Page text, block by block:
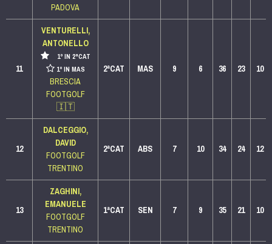
PADOVA
11
VENTURELLI,
ANTONELLO
1º IN 2ªCAT
1º IN MAS
BRESCIA
FOOTGOLF
🇮🇹
2ªCAT MAS 9 6 36 23 10
12
DALCEGGIO,
DAVID
FOOTGOLF
TRENTINO
2ªCAT ABS 7 10 34 24 12
13
ZAGHINI,
EMANUELE
FOOTGOLF
TRENTINO
1ªCAT SEN 7 9 35 21 10